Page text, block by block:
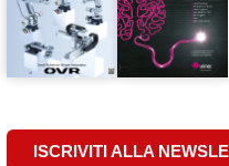
ISCRIVITI ALLA